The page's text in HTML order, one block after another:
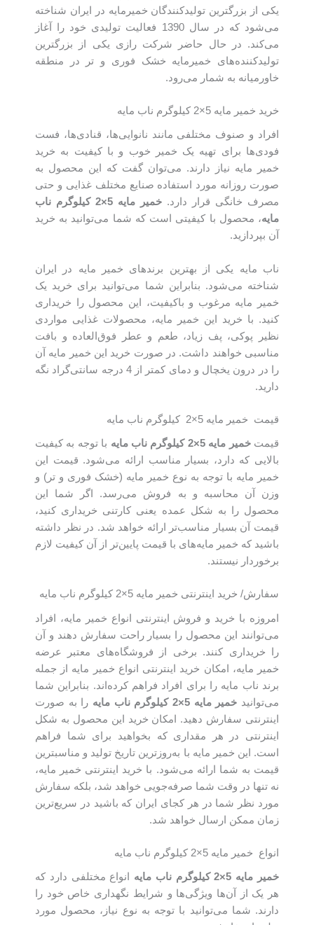
یکی از بزرگترین تولیدکنندگان خمیرمایه در ایران شناخته
می‌شود که در سال 1390 فعالیت تولیدی خود را آغاز
می‌کند. در حال حاضر شرکت رازی یکی از بزرگترین
تولیدکننده‌های خمیرمایه خشک فوری و تر در منطقه
خاورمیانه به شمار می‌رود.
خرید خمیر مایه 5×2 کیلوگرم ناب مایه
افراد و صنوف مختلفی مانند نانوایی‌ها، قنادی‌ها، فست
فودی‌ها برای تهیه یک خمیر خوب و با کیفیت به خرید
خمیر مایه نیاز دارند. می‌توان گفت که این محصول به
صورت روزانه مورد استفاده صنایع مختلف غذایی و حتی
مصرف خانگی قرار دارد. خمیر مایه 5×2
کیلوگرم ناب
مایه، محصول با کیفیتی است که شما می‌توانید به خرید
آن بپردازید.
ناب مایه یکی از بهترین برندهای خمیر مایه‌ در ایران
شناخته می‌شود. بنابراین شما می‌توانید برای خرید یک
خمیر مایه مرغوب و باکیفیت، این محصول را خریداری
کنید. با خرید این خمیر مایه، محصولات غذایی مواردی
نظیر پوکی، پف زیاد، طعم و عطر فوق‌العاده و بافت
مناسبی خواهند داشت. در صورت خرید این خمیر مایه آن
را در درون یخچال و دمای کمتر از 4 درجه سانتی‌گراد نگه
دارید.
قیمت خمیر مایه 5×2 کیلوگرم ناب مایه
قیمتخمیر مایه5×2 کیلوگرم ناب مایه با توجه به کیفیت
بالایی که دارد، بسیار مناسب ارائه می‌شود. قیمت این
خمیر مایه با توجه به نوع خمیر مایه (خشک فوری و تر) و
وزن آن محاسبه و به فروش می‌رسد. اگر شما این
محصول را به شکل عمده یعنی کارتنی خریداری کنید،
قیمت آن بسیار مناسب‌‌تر ارائه خواهد شد. در نظر داشته
باشید که خمیر مایه‌‌های با قیمت‌ پایین‌‌تر از آن کیفیت لازم
برخوردار نیستند.
سفارش/ خرید اینترنتی خمیر مایه 5×2 کیلوگرم ناب مایه
امروزه با خرید و فروش اینترنتی انواع خمیر مایه، افراد
می‌توانند این محصول را بسیار راحت سفارش دهند و آن
را خریداری کنند. برخی از فروشگاه‌های معتبر عرضه
خمیر مایه، امکان خرید اینترنتی انواع خمیر مایه از جمله
برند ناب مایه را برای افراد فراهم کرده‌اند. بنابراین شما
می‌توانید خمیر مایه 5×2 کیلوگرم ناب مایه را به صورت
اینترنتی سفارش دهید. امکان خرید این محصول به شکل
اینترنتی در هر مقداری که بخواهید برای شما فراهم
است. این خمیر مایه با به‌روزترین تاریخ تولید و مناسبترین
قیمت به شما ارائه می‌شود. با خرید اینترنتی خمیر مایه،
نه تنها در وقت شما صرفه‌جویی خواهد شد، بلکه سفارش
مورد نظر شما در هر کجای ایران که باشید در سریع‌ترین
زمان ممکن ارسال خواهد شد.
انواع خمیر مایه 5×2 کیلوگرم ناب مایه
خمیر مایه 5×2 کیلوگرم ناب مایه انواع مختلفی دارد که
هر یک از آن‌ها ویژگی‌ها و شرایط نگهداری خاص خود را
دارند. شما می‌توانید با توجه به نوع نیاز، محصول مورد